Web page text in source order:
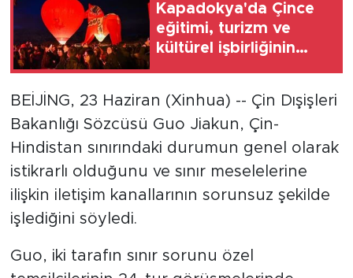
Kapadokya'da Çince
eğitimi, turizm ve
kültürel işbirliğinin
BEİJİNG, 23 Haziran (Xinhua) -- Çin Dışişleri
Bakanlığı Sözcüsü Guo Jiakun, Çin-
Hindistan sınırındaki durumun genel olarak
istikrarlı olduğunu ve sınır meselelerine
ilişkin iletişim kanallarının sorunsuz şekilde
işlediğini söyledi.
Guo, iki tarafın sınır sorunu özel
Xinhua Türkiye
Seyahat